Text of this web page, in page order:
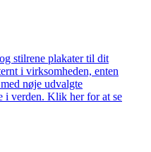
stilrene plakater til dit
i virksomheden, enten
nøje udvalgte
i verden. Klik her for at se